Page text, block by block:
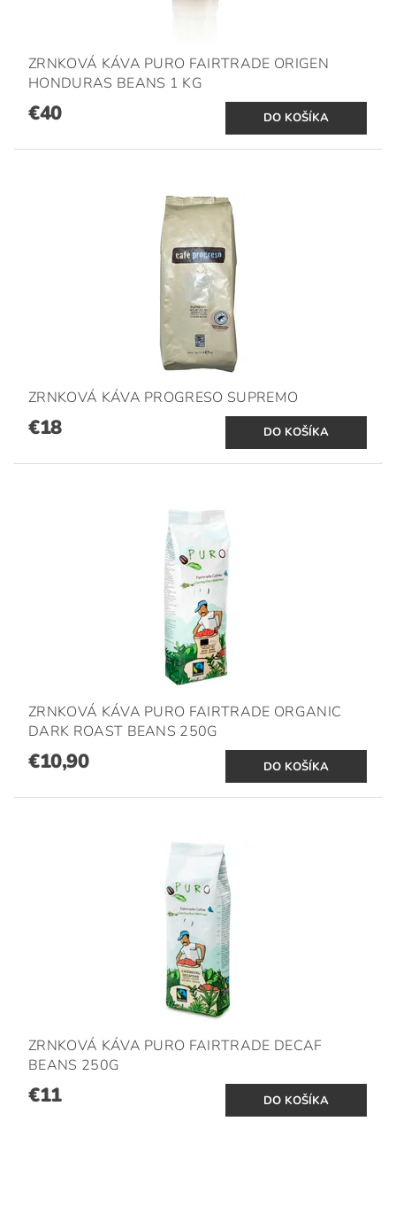
ZRNKOVÁ KÁVA PURO FAIRTRADE ORIGEN
HONDURAS BEANS 1 KG
€40
ZRNKOVÁ KÁVA PROGRESO SUPREMO
€18
ZRNKOVÁ KÁVA PURO FAIRTRADE ORGANIC
DARK ROAST BEANS 250G
€10,90
ZRNKOVÁ KÁVA PURO FAIRTRADE DECAF
BEANS 250G
€11